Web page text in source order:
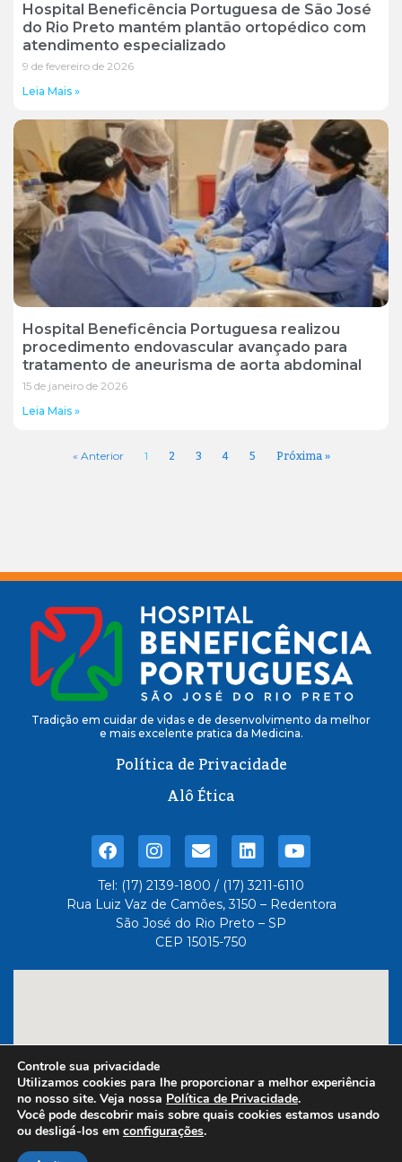
Hospital Beneficência Portuguesa de São José
do Rio Preto mantém plantão ortopédico com
atendimento especializado
9 de fevereiro de 2026
Leia Mais »
Hospital Beneficência Portuguesa realizou
procedimento endovascular avançado para
tratamento de aneurisma de aorta abdominal
15 de janeiro de 2026
Leia Mais »
« Anterior 1 2 3 4 5 Próxima »
Tradição em cuidar de vidas e de desenvolvimento da melhor
e mais excelente pratica da Medicina.
Política de Privacidade
Alô Ética
Tel: (17) 2139-1800 / (17) 3211-6110
Rua Luiz Vaz de Camões, 3150 – Redentora
São José do Rio Preto – SP
CEP 15015-750
Feito com
Controle sua privacidade
Utilizamos cookies para lhe proporcionar a melhor experiência
no nosso site. Veja nossa Política de Privacidade.
Você pode descobrir mais sobre quais cookies estamos usando
ou desligá-los em configurações.